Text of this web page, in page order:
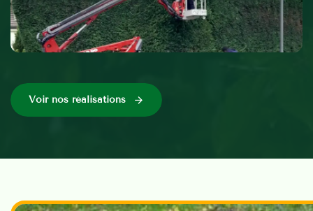
Voir nos réalisations